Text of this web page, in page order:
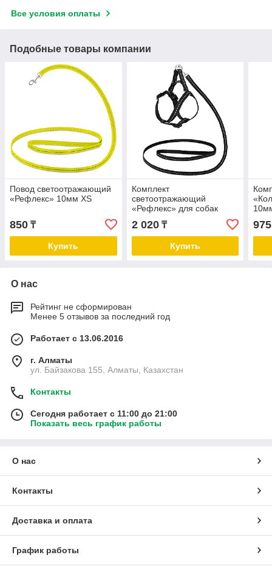
Все условия оплаты
Подобные товары компании
Повод светоотражающий
«Рефлекс» 10мм XS
850 ₸
Купить
Комплект
светоотражающий
«Рефлекс» для собак
повод 10мм*1,2м шлейка
10мм XXS
2 020₸
Купить
975
О нас
Рейтинг не сформирован
Менее 5 отзывов за последний год
Работает с 13.06.2016
г. Алматы
ул. Байзакова 155, Алматы, Казахстан
Контакты
Сегодня работает с 11:00 до 21:00
Показать весь график работы
О нас
Контакты
Доставка и оплата
График работы